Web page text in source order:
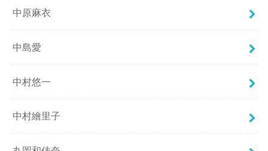
中原麻衣
中島愛
中村悠一
中村繪里子